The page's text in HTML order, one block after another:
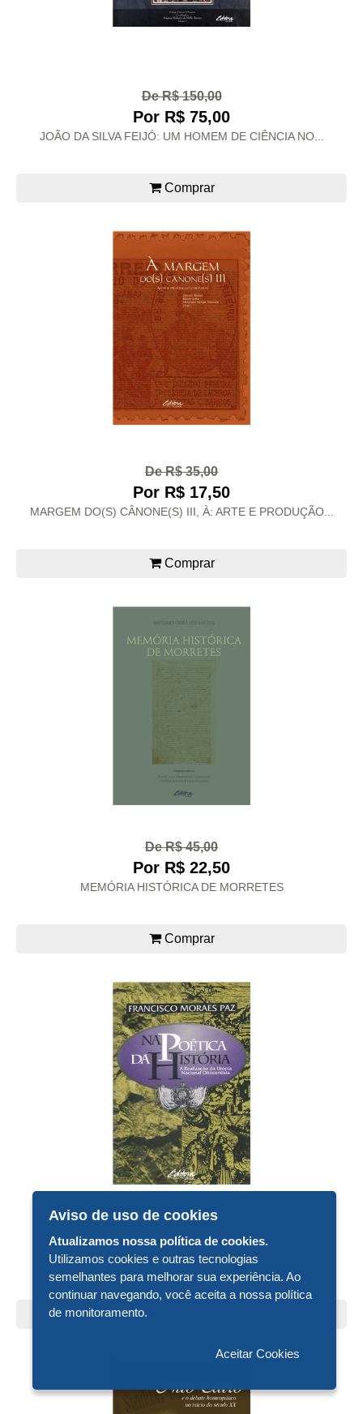
De R$ 150,00
Por R$ 75,00
JOÃO DA SILVA FEIJÓ: UM HOMEM DE CIÊNCIA NO...
Comprar
De R$ 35,00
Por R$ 17,50
MARGEM DO(S) CÂNONE(S) III, À: ARTE E PRODUÇÃO...
Comprar
De R$ 45,00
Por R$ 22,50
MEMÓRIA HISTÓRICA DE MORRETES
Comprar
De R$ 30,00
Por R$ 15,00
NA POÉTICA DA HISTÓRIA
Aviso de uso de cookies
Atualizamos nossa política de cookies.
Utilizamos cookies e outras tecnologias
semelhantes para melhorar sua experiência. Ao
continuar navegando, você aceita a nossa política
de monitoramento.
Aceitar Cookies